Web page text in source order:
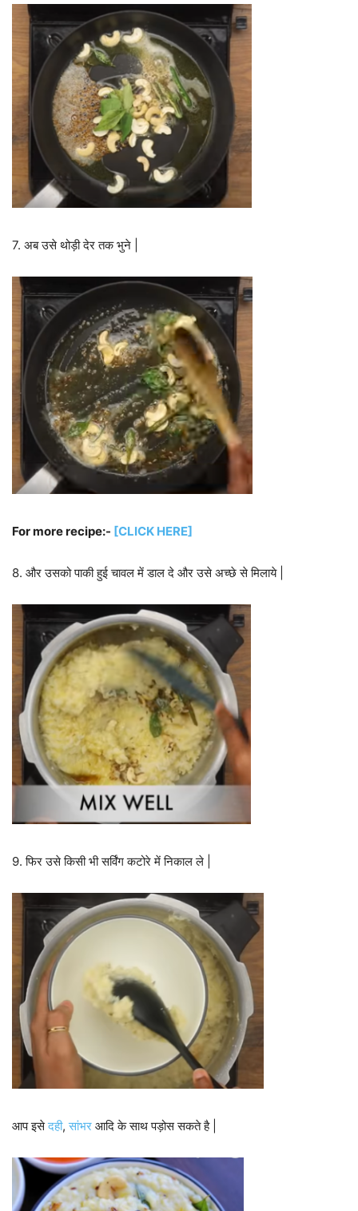
7. अब उसे थोड़ी देर तक भुने |
For more recipe:- [CLICK HERE]
8. और उसको पाकी हुई चावल में डाल दे और उसे अच्छे से मिलाये |
9. फिर उसे किसी भी सर्विंग कटोरे में निकाल ले |
आप इसेदही,सांभर आदि के साथ पड़ोस सकते है |